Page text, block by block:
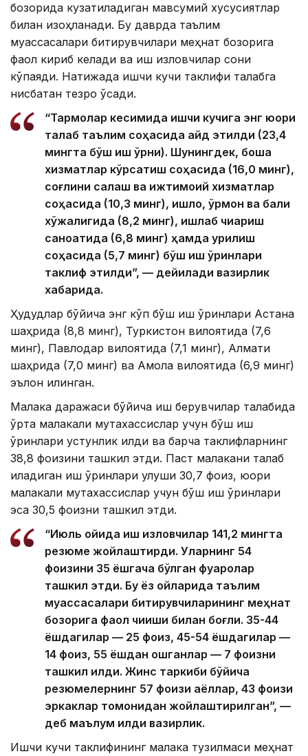
бозорида кузатиладиган мавсумий хусусиятлар
билан изоҳланади. Бу даврда таълим
муассасалари битирувчилари меҳнат бозорига
фаол кириб келади ва иш изловчилар сони
кўпаяди. Натижада ишчи кучи таклифи талабга
нисбатан тезроқ ўсади.
“Тармоқлар кесимида ишчи кучига энг юқори
талаб таълим соҳасида қайд этилди (23,4
мингта бўш иш ўрни). Шунингдек, бошқа
хизматлар кўрсатиш соҳасида (16,0 минг),
соғлиқни сақлаш ва ижтимоий хизматлар
соҳасида (10,3 минг), қишлоқ, ўрмон ва балиқ
хўжалигида (8,2 минг), ишлаб чиқариш
саноатида (6,8 минг) ҳамда қурилиш
соҳасида (5,7 минг) бўш иш ўринлари
таклиф этилди”, — дейилади вазирлик
хабарида.
Ҳудудлар бўйича энг кўп бўш иш ўринлари Астана
шаҳрида (8,8 минг), Туркистон вилоятида (7,6
минг), Павлодар вилоятида (7,1 минг), Алмати
шаҳрида (7,0 минг) ва Ақмола вилоятида (6,9 минг)
эълон қилинган.
Малака даражаси бўйича иш берувчилар талабида
ўрта малакали мутахассислар учун бўш иш
ўринлари устунлик қилди ва барча таклифларнинг
38,8 фоизини ташкил этди. Паст малакани талаб
қиладиган иш ўринлари улуши 30,7 фоиз, юқори
малакали мутахассислар учун бўш иш ўринлари
эса 30,5 фоизни ташкил этди.
“Июль ойида иш изловчилар 141,2 мингта
резюме жойлаштирди. Уларнинг 54
фоизини 35 ёшгача бўлган фуқаролар
ташкил этди. Бу ёз ойларида таълим
муассасалари битирувчиларининг меҳнат
бозорига фаол чиқиши билан боғлиқ. 35-44
ёшдагилар — 25 фоиз, 45-54 ёшдагилар —
14 фоиз, 55 ёшдан ошганлар — 7 фоизни
ташкил қилди. Жинс таркиби бўйича
резюмелернинг 57 фоизи аёллар, 43 фоизи
эркаклар томонидан жойлаштирилган”, —
деб маълум қилди вазирлик.
Ишчи кучи таклифининг малака тузилмаси меҳнат